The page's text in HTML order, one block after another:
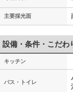
主要採光面
設備・条件・こだわ
キッチン
バス・トイレ